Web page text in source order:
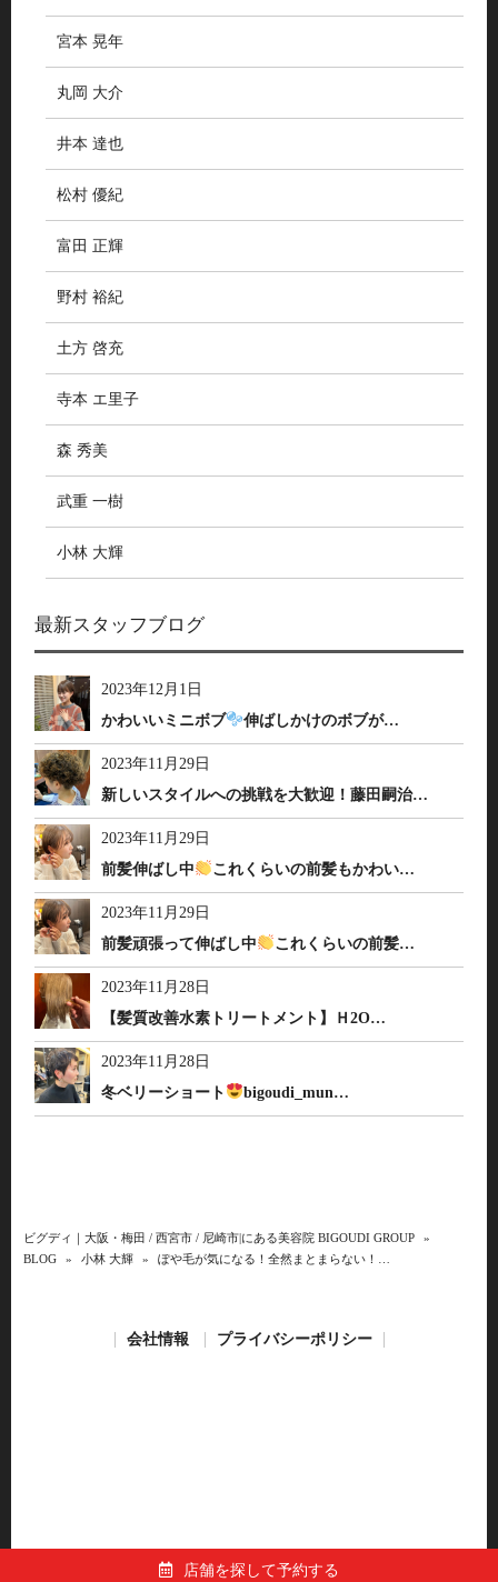
店舗を探して予約する
宮本 晃年
丸岡 大介
井本 達也
松村 優紀
富田 正輝
野村 裕紀
土方 啓充
寺本 エ里子
森 秀美
武重 一樹
小林 大輝
最新スタッフブログ
2023年12月1日
かわいいミニボブ
伸ばしかけのボブが…
2023年11月29日
新しいスタイルへの挑戦を大歓迎！藤田嗣治…
2023年11月29日
前髪伸ばし中
これくらいの前髪もかわい…
2023年11月29日
前髪頑張って伸ばし中
これくらいの前髪…
2023年11月28日
【髪質改善水素トリートメント】Ｈ2O…
2023年11月28日
冬ベリーショート
bigoudi_mun…
ビグディ｜大阪・梅田 / 西宮市 / 尼崎市|にある美容院 BIGOUDI GROUP
»
BLOG
» 小林 大輝 » ぽや毛が気になる！全然まとまらない！…
会社情報 プライバシーポリシー